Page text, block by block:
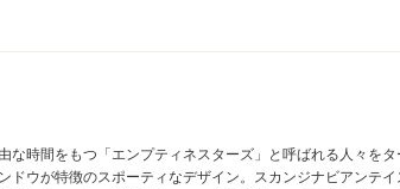
な時間をもつ「エンプティネスターズ」と呼ばれる人々を
ドウが特徴のスポーティなデザイン。スカンジナビアンテ